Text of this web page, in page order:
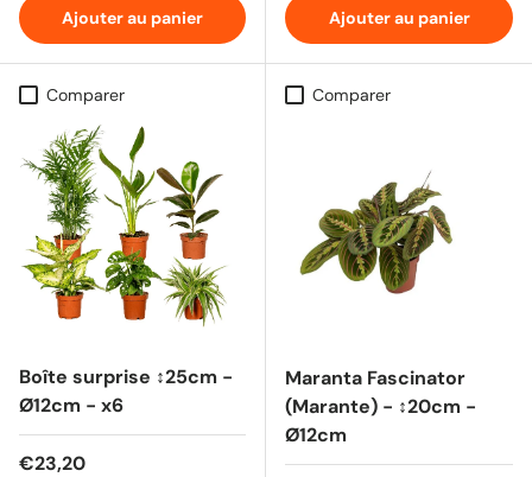
Ajouter au panier Ajouter au panier
Comparer
Boîte surprise ↕25cm -
Ø12cm - x6
Prix habituel
€23,20
Comparer
Maranta Fascinator
(Marante) - ↕20cm -
Ø12cm